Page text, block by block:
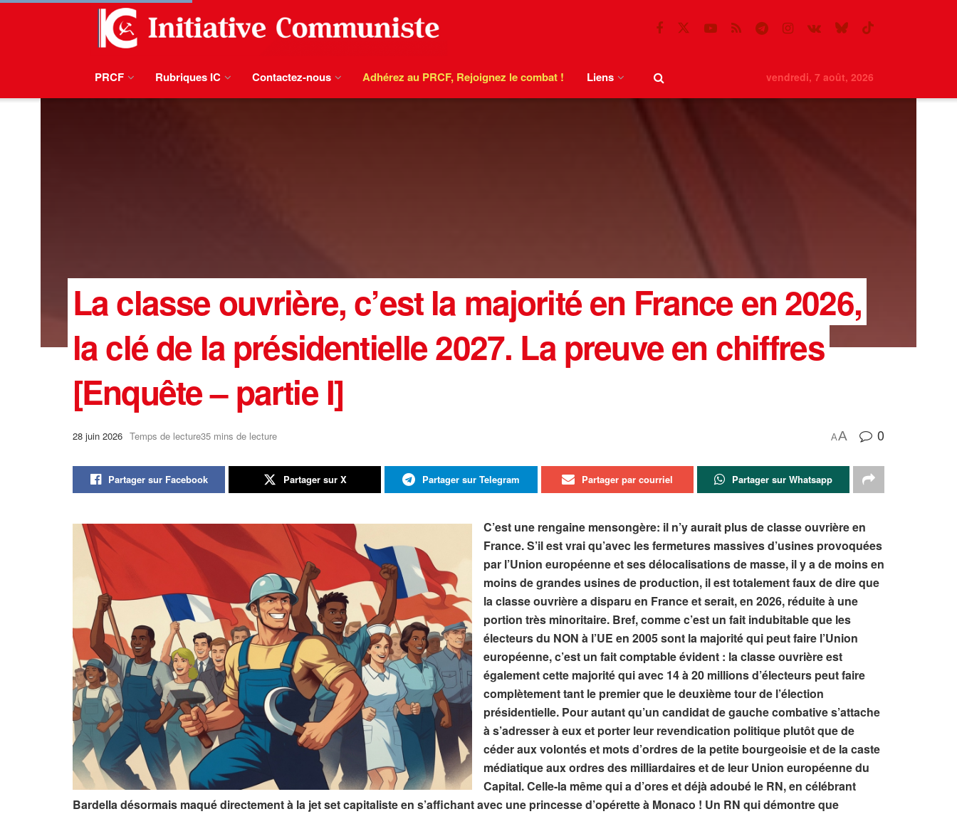
PRCF Rubriques IC Contactez-nous Adhérez au PRCF, Rejoignez le combat ! Liens vendredi, 7 août, 2026
La classe ouvrière, c’est la majorité en France en 2026,
la clé de la présidentielle 2027. La preuve en chiffres
[Enquête – partie I]
28 juin 2026 Temps de lecture35 mins de lecture AA 0
Partager sur Facebook Partager sur X Partager sur Telegram Partager par courriel Partager sur Whatsapp
C’est une rengaine mensongère: il n’y aurait plus de classe ouvrièreen
France. S’il est vrai qu’avec les fermetures massives d’usines provoquées
par l’Union européenne et ses délocalisations de masse, il y a de moins en
moins de grandes usines de production, il est totalement faux de dire que
la classe ouvrière a disparu en France et serait, en 2026, réduite à une
portion très minoritaire. Bref, comme c’est un fait indubitable que les
électeurs du NON à l’UE en 2005 sont la majorité qui peut faire l’Union
européenne, c’est un fait comptable évident : la classe ouvrière est
également cette majorité qui avec 14 à 20 millions d’électeurs peut faire
complètement tant le premier que le deuxième tour de l’élection
présidentielle. Pour autant qu’un candidat de gauche combative s’attache
à s’adresser à eux et porter leur revendication politique plutôt que de
céder aux volontés et mots d’ordres de la petite bourgeoisie et de la caste
médiatique aux ordres des milliardaires et de leur Union européenne du
Capital. Celle-la même qui a d’ores et déjà adoubé le RN, en célébrant
Bardella désormais maqué directement à la jet set capitaliste en s’affichant avec une princesse d’opérette à Monaco ! Un RN qui démontre que